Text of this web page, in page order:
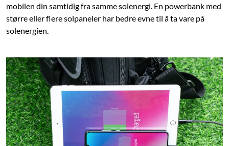
mobilen din samtidig fra samme solenergi. En powerbank med
større eller flere solpaneler har bedre evne til å ta vare på
solenergien.